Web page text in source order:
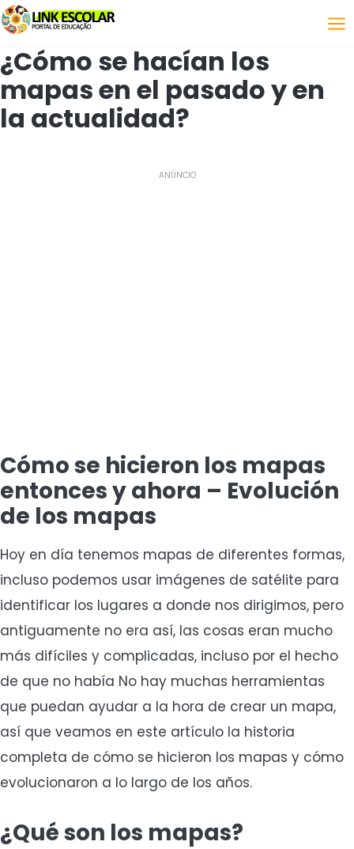
Enlace
¿Cómo se hacían los
mapas en el pasado y en
la actualidad?
ANÚNCIO
Cómo se hicieron los mapas
entonces y ahora – Evolución
de los mapas
Hoy en día tenemos mapas de diferentes formas,
incluso podemos usar imágenes de satélite para
identificar los lugares a donde nos dirigimos, pero
antiguamente no era así, las cosas eran mucho
más difíciles y complicadas, incluso por el hecho
de que no había No hay muchas herramientas
que puedan ayudar a la hora de crear un mapa,
así que veamos en este artículo la historia
completa de cómo se hicieron los mapas y cómo
evolucionaron a lo largo de los años.
¿Qué son los mapas?